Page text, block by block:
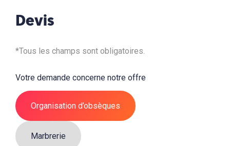
Devis
*Tous les champs sont obligatoires.
Votre demande concerne notre offre
Organisation d’obsèques
Marbrerie